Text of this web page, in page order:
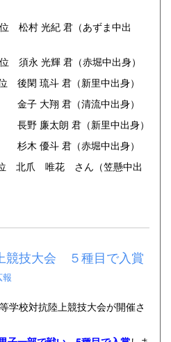
松村 光紀 君（あずま中出
須永 光輝 君（赤堀中出身）
後閑 琉斗 君（新里中出身）
清流中出身）
（新里中出身）
赤堀中出身）
北爪 唯花 さん（笠懸中出
技大会 ５種目で入賞
報
学校対抗陸上競技大会が開催さ